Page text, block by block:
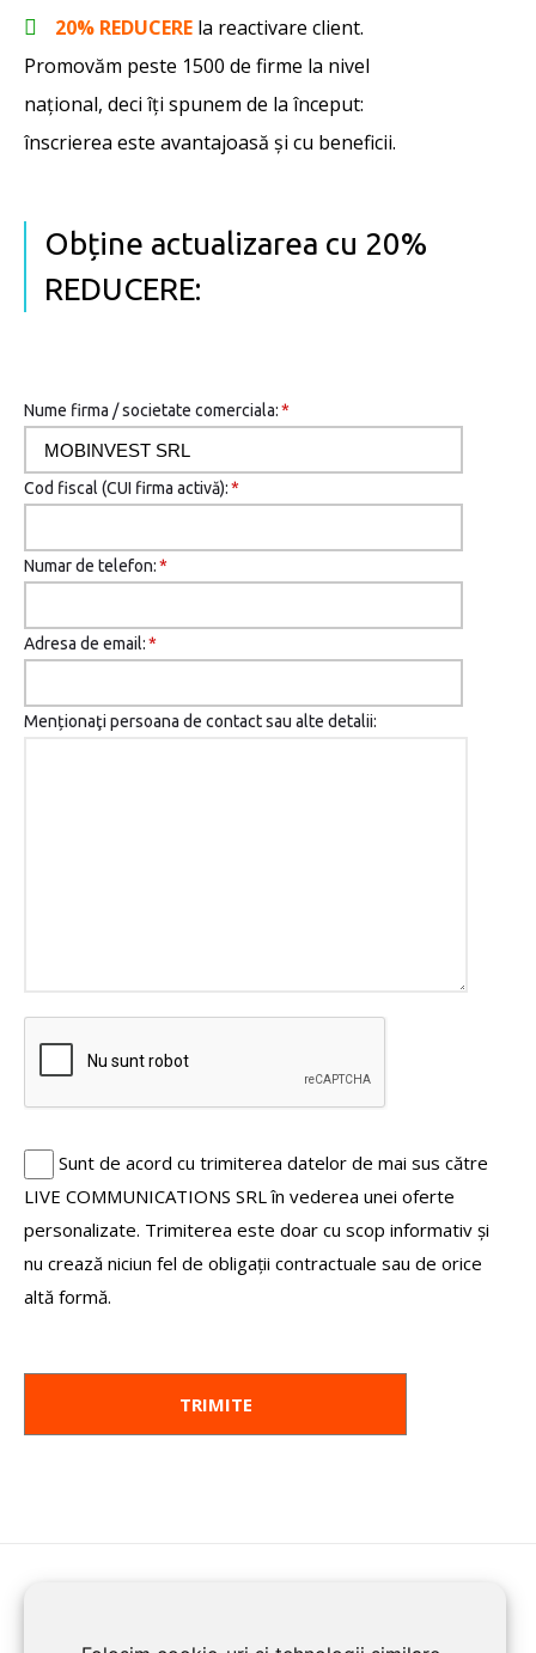
20% REDUCERE la reactivare client.
Promovăm peste 1500 de firme la nivel
național, deci îţi spunem de la început:
înscrierea este avantajoasă şi cu beneficii.
Obține actualizarea cu 20%
REDUCERE:
Nume firma / societate comerciala:*
Cod fiscal (CUI firma activă):*
Numar de telefon:*
Adresa de email:*
Menționaţi persoana de contact sau alte detalii:
Sunt de acord cu trimiterea datelor de mai sus către
LIVE COMMUNICATIONS SRL în vederea unei oferte
personalizate. Trimiterea este doar cu scop informativ și
nu crează niciun fel de obligații contractuale sau de orice
altă formă.